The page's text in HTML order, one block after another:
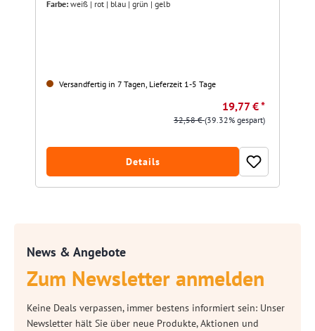
Farbe: weiß | rot | blau | grün | gelb
Versandfertig in 7 Tagen, Lieferzeit 1-5 Tage
19,77 € *
32,58 €(39.32% gespart)
Details
News & Angebote
Zum Newsletter anmelden
Keine Deals verpassen, immer bestens informiert sein: Unser
Newsletter hält Sie über neue Produkte, Aktionen und